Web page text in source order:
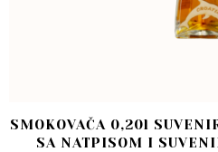
SMOKOVAČA 0,20l
SA NATPISOM I